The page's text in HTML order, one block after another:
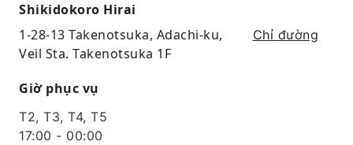
Shikidokoro Hirai
1-28-13 Takenotsuka, Adachi-ku,
Veil Sta. Takenotsuka 1F
Chỉ đường
Giờ phục vụ
T2, T3, T4, T5
17:00 - 00:00